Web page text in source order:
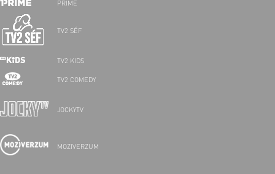
PRIME
TV2 SÉF
TV2 KIDS
TV2 COMEDY
JOCKYTV
MOZIVERZUM